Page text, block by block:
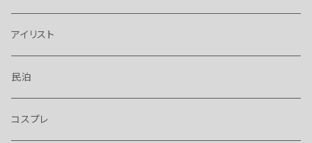
アイリスト
民泊
コスプレ